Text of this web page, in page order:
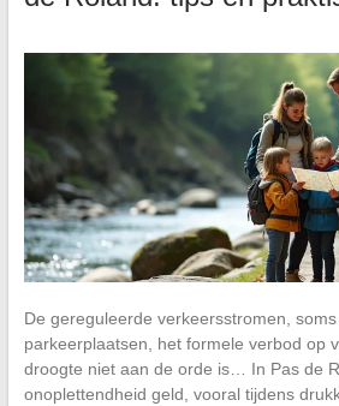
De gereguleerde verkeersstromen,
parkeerplaatsen, het formele verbod op
droogte niet aan de orde is… In Pas de
onoplettendheid geld, vooral tijdens